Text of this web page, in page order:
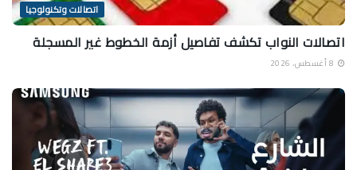
اتصالات وتكنولوجيا
اتصالات النواب تكشف تفاصيل أزمة الخطوط غير المسجلة